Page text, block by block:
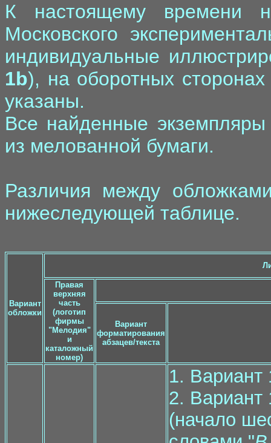
К настоящему времени
Московского
индивидуальные
1b), на оборотных
указаны.
Все найденные
из мелованной бумаги.
Различия между
нижеследующей таблице.
Вариант
обложки
Правая
верхняя
часть
(логотип
фирмы
"Мелодия"
и
каталожный
номер)
Вариант
форматирования
абзацев/текста
1. Вариант
2. Вариант
(начало